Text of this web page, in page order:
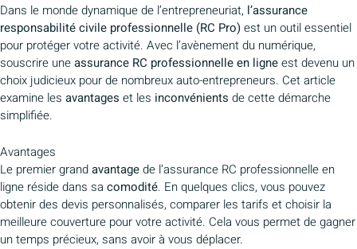
Dans le monde dynamique de l’entrepreneuriat, l’assurance
responsabilité civile professionnelle (RC Pro)est un outil essentiel
pour protéger votre activité. Avec l’avènement du numérique,
souscrire uneassurance RC professionnelle en ligneest devenu un
choix judicieux pour de nombreux auto-entrepreneurs. Cet article
examine les avantages et les inconvénients de cette démarche
simplifiée.
Avantages
Le premier grandavantagede l’assurance RC professionnelle en
ligne réside dans sa comodité. En quelques clics, vous pouvez
obtenir des devis personnalisés, comparer les tarifs et choisir la
meilleure couverture pour votre activité. Cela vous permet de gagner
un temps précieux, sans avoir à vous déplacer.